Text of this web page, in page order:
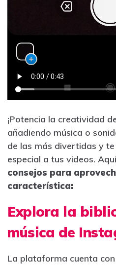
¡Potencia la creatividad
añadiendo música o
de las más divertidas y
especial a tus videos.
consejos para
característica:
Explora la
música de
La plataforma cuenta